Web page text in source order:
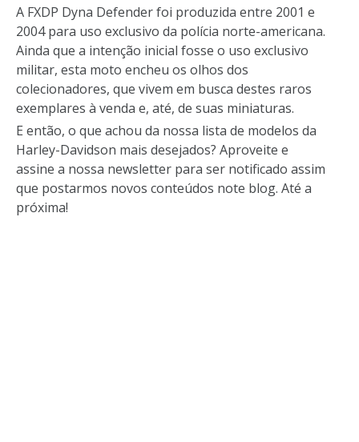
A FXDP Dyna Defender foi produzida entre 2001 e
2004 para uso exclusivo da polícia norte-americana.
Ainda que a intenção inicial fosse o uso exclusivo
militar, esta moto encheu os olhos dos
colecionadores, que vivem em busca destes raros
exemplares à venda e, até, de suas miniaturas.
E então, o que achou da nossa lista de modelos da
Harley-Davidson mais desejados? Aproveite e
assine a nossa newsletter para ser notificado assim
que postarmos novos conteúdos note blog. Até a
próxima!